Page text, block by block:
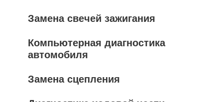
Замена свечей зажигания
Компьютерная диагностика
автомобиля
Замена сцепления